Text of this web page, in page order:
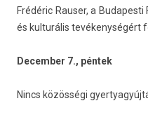
Frédéric Raus­er, a
és kul­turális tevékenységért
De­cemb­er 7., péntek
Nincs közösségi